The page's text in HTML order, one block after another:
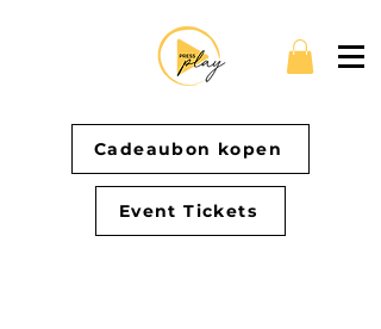
Cadeaubon kopen
Event Tickets